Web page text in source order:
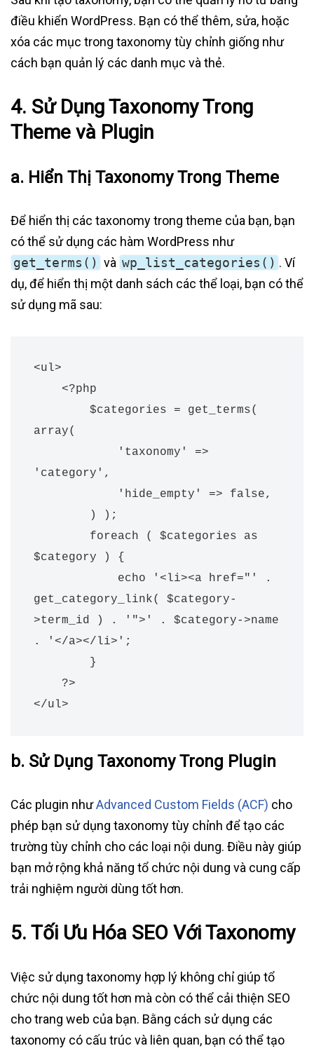
điều khiển WordPress. Bạn có thể thêm, sửa, hoặc
xóa các mục trong taxonomy tùy chỉnh giống như
cách bạn quản lý các danh mục và thẻ.
4. Sử Dụng Taxonomy Trong
Theme và Plugin
a. Hiển Thị Taxonomy Trong Theme
Để hiển thị các taxonomy trong theme của bạn, bạn
có thể sử dụng các hàm WordPress như
get_terms() và wp_list_categories() . Ví
dụ, để hiển thị một danh sách các thể loại, bạn có thể
sử dụng mã sau:
<ul>
array(
'category',
$category ) {
get_category_link( $category-
>term_id ) . '">' . $category->name
. '</a></li>';
</ul>
b. Sử Dụng Taxonomy Trong Plugin
Các plugin nhưAdvanced Custom Fields (ACF) cho
phép bạn sử dụng taxonomy tùy chỉnh để tạo các
trường tùy chỉnh cho các loại nội dung. Điều này giúp
bạn mở rộng khả năng tổ chức nội dung và cung cấp
trải nghiệm người dùng tốt hơn.
5. Tối Ưu Hóa SEO Với Taxonomy
Việc sử dụng taxonomy hợp lý không chỉ giúp tổ
chức nội dung tốt hơn mà còn có thể cải thiện SEO
cho trang web của bạn. Bằng cách sử dụng các
taxonomy có cấu trúc và liên quan, bạn có thể tạo